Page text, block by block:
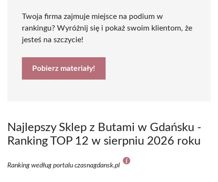
Twoja firma zajmuje miejsce na podium w
rankingu? Wyróżnij się i pokaż swoim klientom, że
jesteś na szczycie!
Pobierz materiały!
Najlepszy Sklep z Butami w Gdańsku -
Ranking TOP 12 w sierpniu 2026 roku
Ranking według portalu czasnagdansk.pl